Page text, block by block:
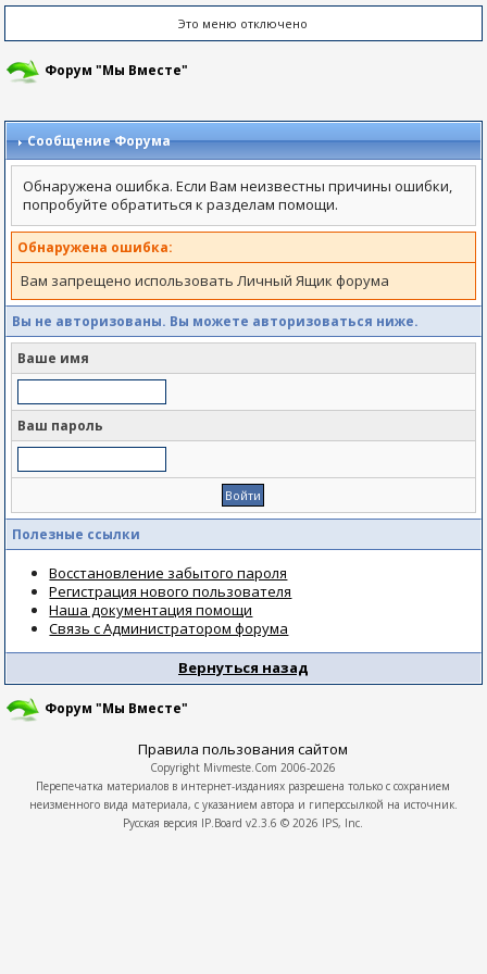
Это меню отключено
Форум "Мы Вместе"
Сообщение Форума
Обнаружена ошибка. Если Вам неизвестны причины ошибки,
попробуйте обратиться к разделам помощи.
Обнаружена ошибка:
Вам запрещено использовать Личный Ящик форума
Вы не авторизованы. Вы можете авторизоваться ниже.
Ваше имя
Ваш пароль
Полезные ссылки
Восстановление забытого пароля
Регистрация нового пользователя
Наша документация помощи
Связь с Администратором форума
Вернуться назад
Форум "Мы Вместе"
Правила пользования сайтом
Copyright Mivmeste.Com 2006-2026
Перепечатка материалов в интернет-изданиях разрешена только с сохранием
неизменного вида материала, с указанием автора и гиперссылкой на источник.
Русская версия IP.Board v2.3.6 © 2026 IPS, Inc.